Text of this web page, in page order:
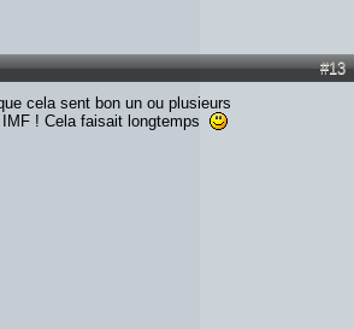
#13
cela sent bon un ou plusieurs
! Cela faisait longtemps